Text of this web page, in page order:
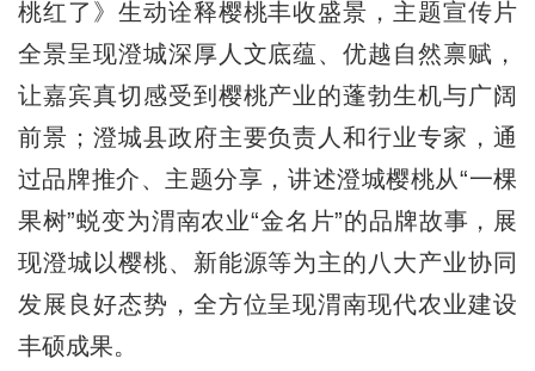
桃红了》生动诠释樱桃丰收盛景，主题宣传片
全景呈现澄城深厚人文底蕴、优越自然禀赋，
让嘉宾真切感受到樱桃产业的蓬勃生机与广阔
前景；澄城县政府主要负责人和行业专家，通
过品牌推介、主题分享，讲述澄城樱桃从“一棵
果树”蜕变为渭南农业“金名片”的品牌故事，展
现澄城以樱桃、新能源等为主的八大产业协同
发展良好态势，全方位呈现渭南现代农业建设
丰硕成果。